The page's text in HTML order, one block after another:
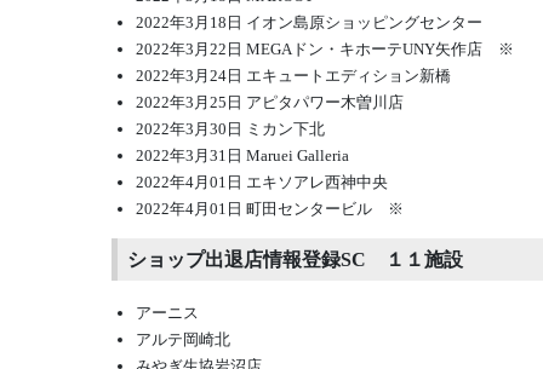
2022年3月18日 イオン島原ショッピングセンター
2022年3月22日 MEGAドン・キホーテUNY矢作店 ※
2022年3月24日 エキュートエディション新橋
2022年3月25日 アピタパワー木曽川店
2022年3月30日 ミカン下北
2022年3月31日 Maruei Galleria
2022年4月01日 エキソアレ西神中央
2022年4月01日 町田センタービル ※
ショップ出退店情報登録SC １１施設
アーニス
アルテ岡崎北